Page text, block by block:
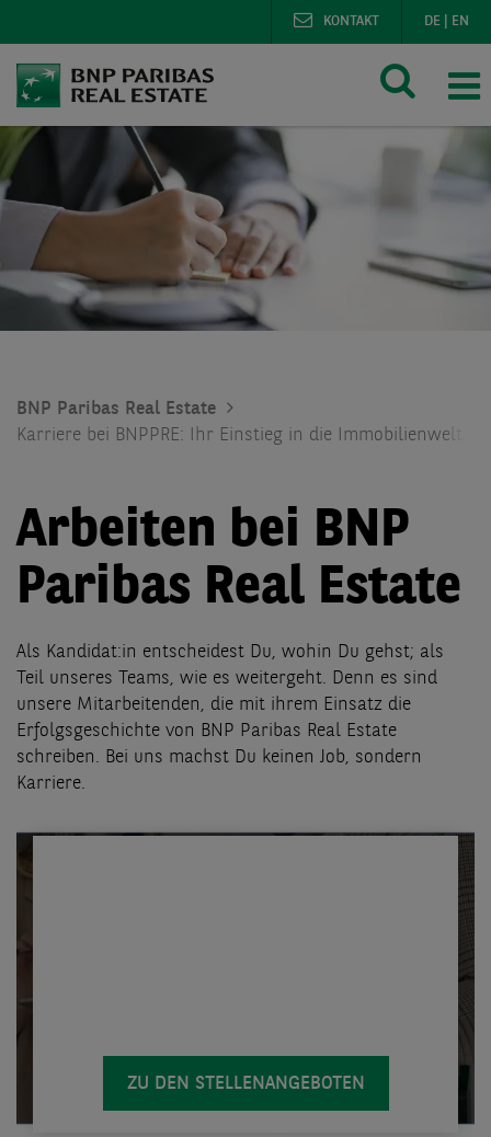
DE EN
KONTAKT
BNP Paribas Real Estate
Karriere bei BNPPRE: Ihr Einstieg in die Immobilienwelt
Arbeiten bei BNP
Paribas Real Estate
Als Kandidat:in entscheidest Du, wohin Du gehst; als
Teil unseres Teams, wie es weitergeht. Denn es sind
unsere Mitarbeitenden, die mit ihrem Einsatz die
Erfolgsgeschichte von BNP Paribas Real Estate
schreiben. Bei uns machst Du keinen Job, sondern
Karriere.
ZU DEN STELLENANGEBOTEN